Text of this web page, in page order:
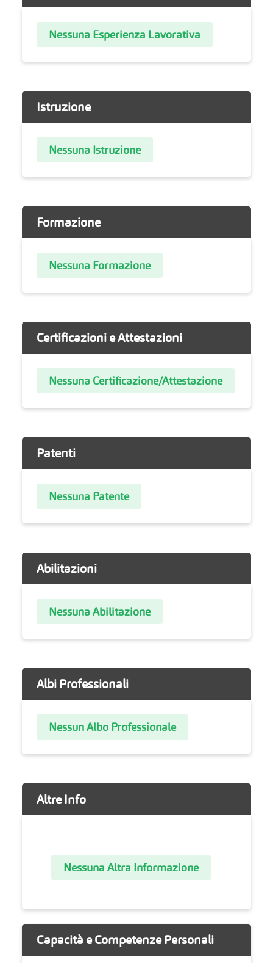
Nessuna Esperienza Lavorativa
Istruzione
Nessuna Istruzione
Formazione
Nessuna Formazione
Certificazioni e Attestazioni
Nessuna Certificazione/Attestazione
Patenti
Nessuna Patente
Abilitazioni
Nessuna Abilitazione
Albi Professionali
Nessun Albo Professionale
Altre Info
Nessuna Altra Informazione
Capacità e Competenze Personali